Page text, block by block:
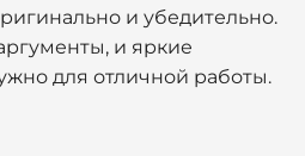
и убедительно.
и яркие
для отличной работы.